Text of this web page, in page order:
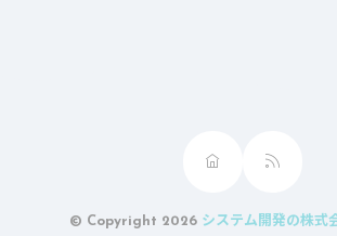
© Copyright 2026 システム開発の株式